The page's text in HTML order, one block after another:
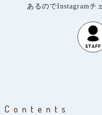
あるのでInstagramチ
Contents